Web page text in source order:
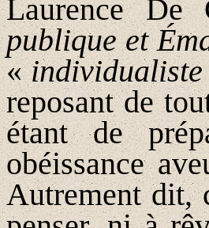
Laurence De
publique et
«individualiste
reposant de
étant de
obéissance
Autrement dit,